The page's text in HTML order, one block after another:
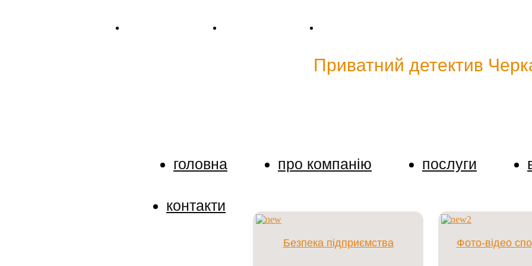
Приватний детектив
головна про компанію послуги
контакти
Безпека підприємства Фото-відео